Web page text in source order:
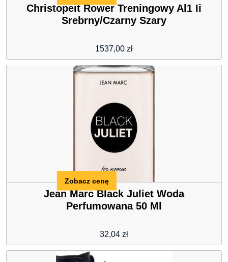
Christopeit Rower Treningowy Al1 Ii
Srebrny/Czarny Szary
1537,00 zł
Jean Marc Black Juliet Woda
Perfumowana 50 Ml
32,04 zł
Zobacz cenę